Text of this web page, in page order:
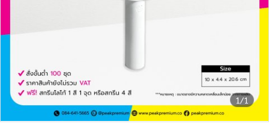
1/1